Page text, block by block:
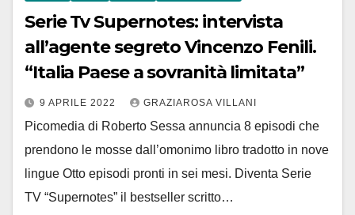
Serie Tv Supernotes: intervista
all’agente segreto Vincenzo Fenili.
“Italia Paese a sovranità limitata”
9 APRILE 2022 GRAZIAROSA VILLANI
Picomedia di Roberto Sessa annuncia 8 episodi che
prendono le mosse dall’omonimo libro tradotto in nove
lingue Otto episodi pronti in sei mesi. Diventa Serie
TV “Supernotes” il bestseller scritto…